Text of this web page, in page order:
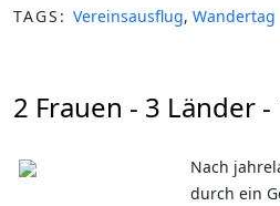
TAGS: Vereinsausflug, Wandertag
2 Frauen - 3 Länder
Nach
durch ein